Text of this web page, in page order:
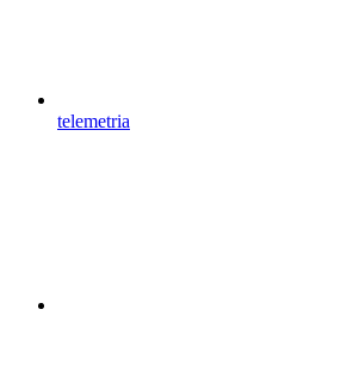
telemetria